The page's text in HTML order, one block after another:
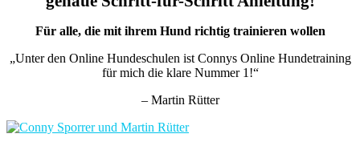
Für alle, die mit ihrem Hund richtig trainieren wollen
„Unter den Online Hundeschulen ist Connys Online Hundetraining
für mich die klare Nummer 1!“
– Martin Rütter